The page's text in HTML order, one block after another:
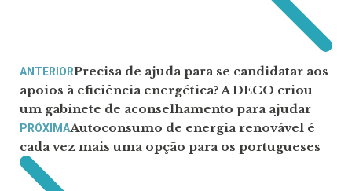
ANTERIORPrecisa de ajuda para se candidatar aos
apoios à eficiência energética? A DECO criou
um gabinete de aconselhamento para ajudar
PRÓXIMAAutoconsumo de energia renovável é
cada vez mais uma opção para os portugueses